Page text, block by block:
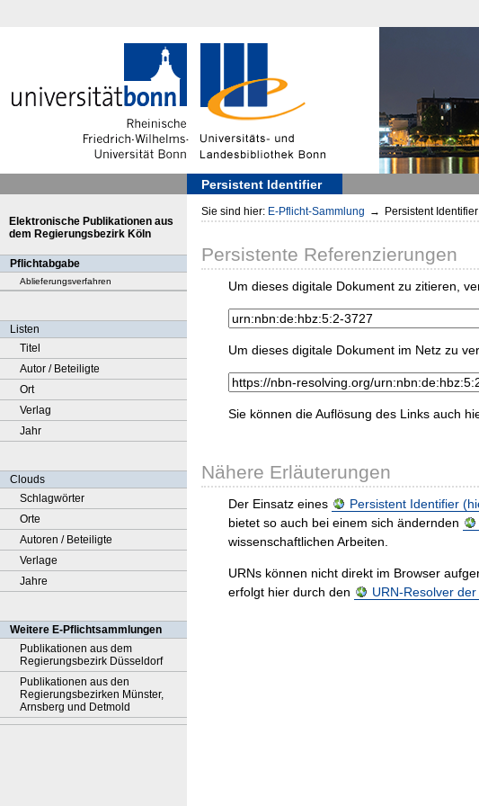
Persistent Identifier
Elektronische Publikationen aus
dem Regierungsbezirk Köln
Pflichtabgabe
Ablieferungsverfahren
Listen
Titel
Autor / Beteiligte
Ort
Verlag
Jahr
Clouds
Schlagwörter
Orte
Autoren / Beteiligte
Verlage
Jahre
Weitere E-Pflichtsammlungen
Publikationen aus dem
Regierungsbezirk Düsseldorf
Publikationen aus den
Regierungsbezirken Münster,
Arnsberg und Detmold
Sie sind hier: E-Pflicht-Sammlung → Persistent Identifier
Persistente Referenzierungen
Um dieses digitale Dokument zu zitieren,
Um dieses digitale Dokument im Netz zu
Sie können die Auflösung des Links auch
Nähere Erläuterungen
Der Einsatz eines Persistent Identifier
bietet so auch bei einem sich ändernden
wissenschaftlichen Arbeiten.
URNs können nicht direkt im Browser
erfolgt hier durch den
URN-Resolver